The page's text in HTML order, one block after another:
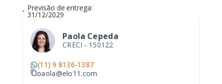
• Previsão de entrega:
31/12/2029
Paola Cepeda
CRECI - 150122
(11) 9 8136-1387
paola@elo11.com